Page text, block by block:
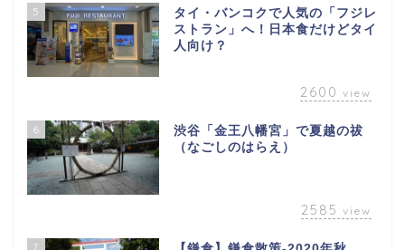
5
タイ・バンコクで人気の「フジレ
ストラン」へ！日本食だけどタイ
人向け？
2600 view
6
渋谷「金王八幡宮」で夏越の祓
（なごしのはらえ）
2585 view
7